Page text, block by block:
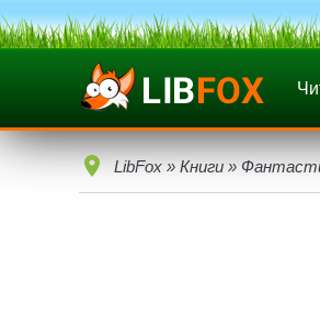
LibFox » Книги »